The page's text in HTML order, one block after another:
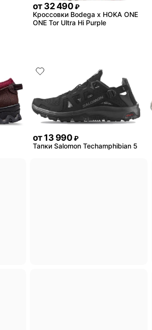
от32 490 ₽
Кроссовки Bodega x HOKA ONE
ONE Tor Ultra Hi Purple
от13 990 ₽
Тапки Salomon Techamphibian 5